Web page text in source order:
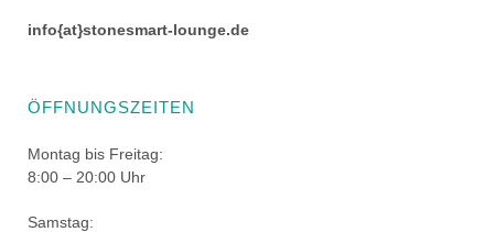
info{at}stonesmart-lounge.de
ÖFFNUNGSZEITEN
Montag bis Freitag:
8:00 – 20:00 Uhr
Samstag: